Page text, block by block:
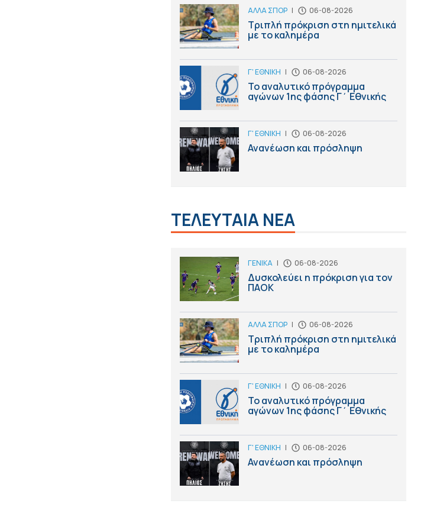
ΑΛΛΑ ΣΠΟΡ | 06-08-2026
Τριπλή πρόκριση στη ημιτελικά
με το καλημέρα
Γ' ΕΘΝΙΚΗ | 06-08-2026
Το αναλυτικό πρόγραμμα
αγώνων 1ης φάσης Γ΄ Εθνικής
Γ' ΕΘΝΙΚΗ | 06-08-2026
Ανανέωση και πρόσληψη
ΤΕΛΕΥΤΑΙΑ ΝΕΑ
ΓΕΝΙΚΑ | 06-08-2026
Δυσκολεύει η πρόκριση για τον
ΠΑΟΚ
ΑΛΛΑ ΣΠΟΡ | 06-08-2026
Τριπλή πρόκριση στη ημιτελικά
με το καλημέρα
Γ' ΕΘΝΙΚΗ | 06-08-2026
Το αναλυτικό πρόγραμμα
αγώνων 1ης φάσης Γ΄ Εθνικής
Γ' ΕΘΝΙΚΗ | 06-08-2026
Ανανέωση και πρόσληψη